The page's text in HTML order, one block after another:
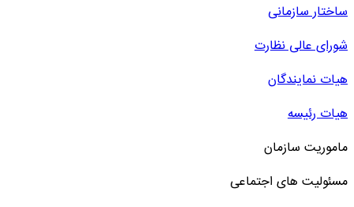
ساختار سازمانی
شورای عالی نظارت
هیات نمایندگان
هیات رئیسه
ماموریت سازمان
مسئولیت های اجتماعی